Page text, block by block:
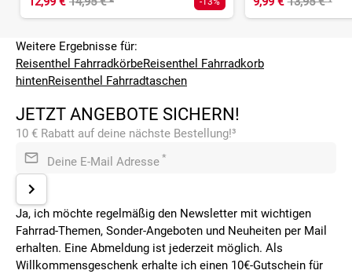
Weitere Ergebnisse für:
Reisenthel FahrradkörbeReisenthel Fahrradkorb
hintenReisenthel Fahrradtaschen
JETZT ANGEBOTE SICHERN!
10 € Rabatt auf deine nächste Bestellung!³
Deine E-Mail Adresse *
Ja, ich möchte regelmäßig den Newsletter mit wichtigen
Fahrrad-Themen, Sonder-Angeboten und Neuheiten per Mail
erhalten. Eine Abmeldung ist jederzeit möglich. Als
Willkommensgeschenk erhalte ich einen 10€-Gutschein für